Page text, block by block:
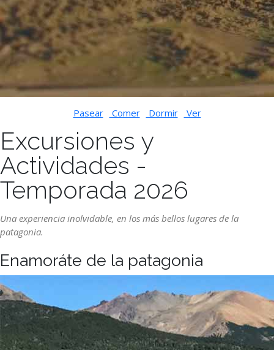
Pasear Comer Dormir Ver
Excursiones y
Actividades -
Temporada 2026
Una experiencia inolvidable, en los más bellos lugares de la
patagonia.
Enamoráte de la patagonia